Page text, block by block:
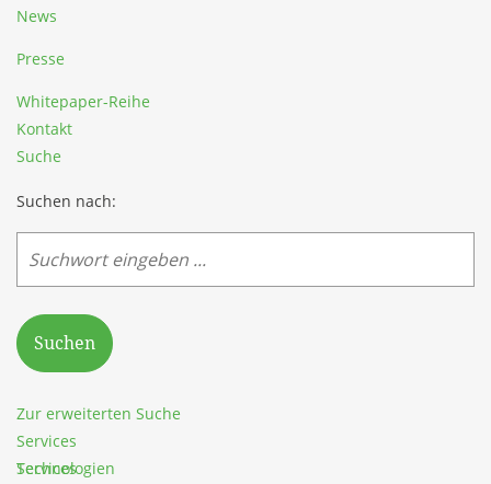
News
Presse
Whitepaper-Reihe
Kontakt
Suche
Suchen nach:
Suchen
Zur erweiterten Suche
Services
Services
Technologien